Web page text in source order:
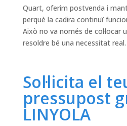
Quart, oferim postvenda i
perquè la cadira continuï
Això no va només de col·locar
resoldre bé una necessitat real.
Sol·licita el
pressupost
LINYOLA